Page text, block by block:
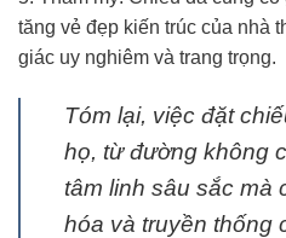
tăng vẻ đẹp kiến trúc của nhà
giác uy nghiêm và trang trọng.
Tóm lại, việc đặt
họ, từ đường không
tâm linh sâu sắc mà
hóa và truyền thống